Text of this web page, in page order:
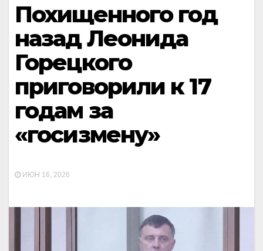
Похищенного год
назад Леонида
Горецкого
приговорили к 17
годам за
«госизмену»
ИЮН 16, 2026